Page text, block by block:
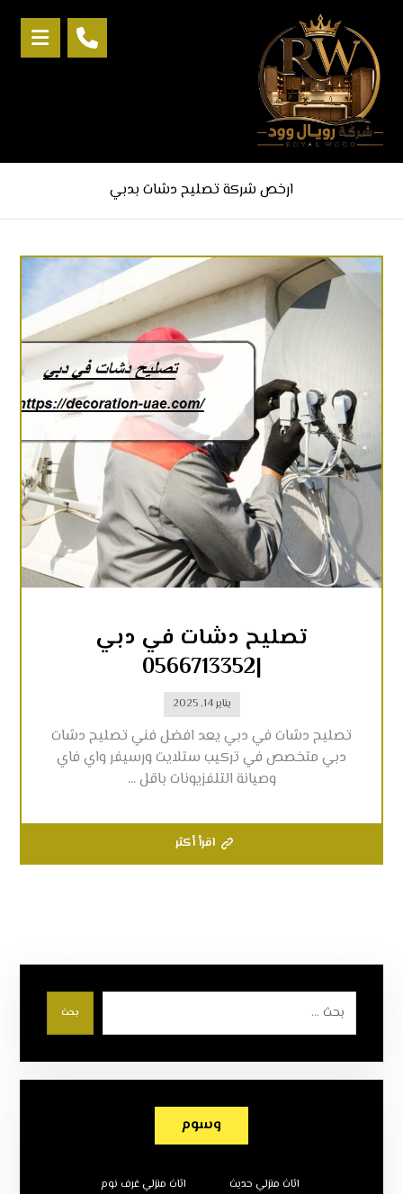
ارخص شركة تصليح دشات بدبي
تصليح دشات في دبي
|0566713352
يناير 14, 2025
تصليح دشات في دبي يعد افضل فني تصليح دشات
دبي متخصص في تركيب ستلايت ورسيفر واي فاي
وصيانة التلفزيونات باقل ...
اقرأ أكثر
بحث
وسوم
اثاث منزلي حديث اثاث منزلي غرف نوم